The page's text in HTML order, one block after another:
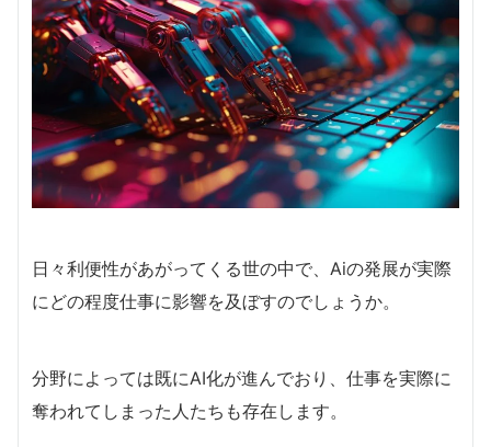
日々利便性があがってくる世の中で、Aiの発展が実際
にどの程度仕事に影響を及ぼすのでしょうか。
分野によっては既にAI化が進んでおり、仕事を実際に
奪われてしまった人たちも存在します。